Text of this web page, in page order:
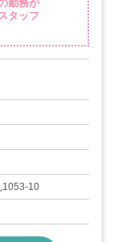
勤務が
タッフ
1053-10